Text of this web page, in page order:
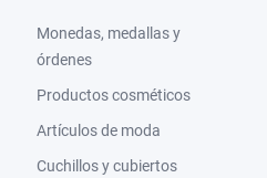
Monedas, medallas y
órdenes
Productos cosméticos
Artículos de moda
Cuchillos y cubiertos